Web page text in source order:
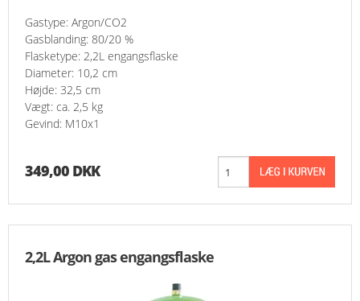
Gastype: Argon/CO2
Gasblanding: 80/20 %
Flasketype: 2,2L engangsflaske
Diameter: 10,2 cm
Højde: 32,5 cm
Vægt: ca. 2,5 kg
Gevind: M10x1
349,00 DKK
2,2L Argon gas engangsflaske